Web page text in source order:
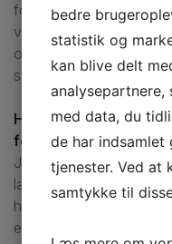
fortsat arbejder hen
vigtig profession inden
opnås ved, at vi fortsat
standarder i praksis,
Hvad synes du er
fodterapeuter i dag?
Jeg syntes, at vi har et
længe, at kommunerne
helbredstillægget uden
en statsautoriseret
bedre
statistik og
kan blive delt
analysepartnere,
med data, du
de har indsamlet
tjenester. Ved at
samtykke til